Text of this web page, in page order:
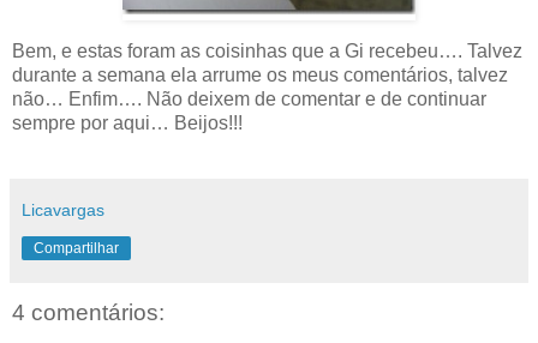
Bem, e estas foram as coisinhas que a Gi recebeu…. Talvez
durante a semana ela arrume os meus comentários, talvez
não… Enfim…. Não deixem de comentar e de continuar
sempre por aqui… Beijos!!!
Licavargas
Compartilhar
4 comentários: